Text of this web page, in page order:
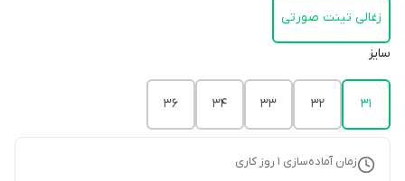
زغالی تینت صورتی
سایز
31
32
33
34
36
زمان آماده‌سازی 1 روز کاری